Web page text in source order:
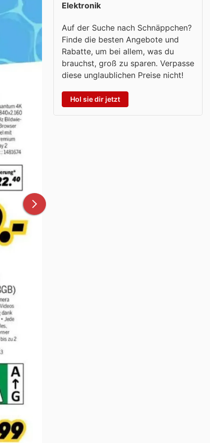
Elektronik
Auf der Suche nach Schnäppchen?
Finde die besten Angebote und
Rabatte, um bei allem, was du
brauchst, groß zu sparen. Verpasse
diese unglaublichen Preise nicht!
Hol sie dir jetzt